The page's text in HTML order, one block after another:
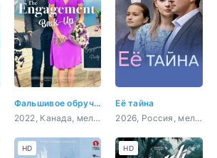
Фальшивое обручение
2022, Канада, мелодрама, комедия
Её тайна
2026, Россия, мелодрама
HD HD